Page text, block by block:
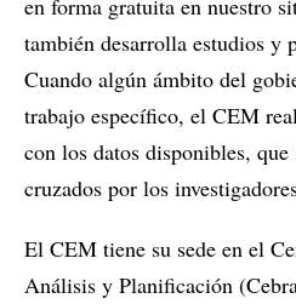
en forma gratuita en nuestro
también desarrolla estudios y
Cuando algún ámbito del
trabajo específico, el CEM
con los datos disponibles,
cruzados por los
El CEM tiene su sede en el
Análisis y Planificación